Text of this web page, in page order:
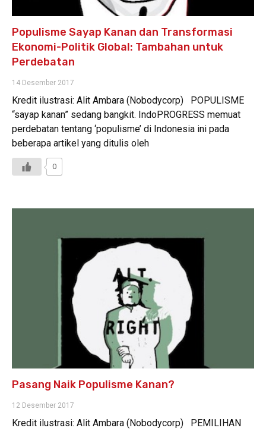
Populisme Sayap Kanan dan Transformasi
Ekonomi-Politik Global: Tambahan untuk
Perdebatan
14 Desember 2017
Kredit ilustrasi: Alit Ambara (Nobodycorp) POPULISME
“sayap kanan” sedang bangkit. IndoPROGRESS memuat
perdebatan tentang ‘populisme’ di Indonesia ini pada
beberapa artikel yang ditulis oleh
0
Pasang Naik Populisme Kanan?
12 Desember 2017
Kredit ilustrasi: Alit Ambara (Nobodycorp) PEMILIHAN